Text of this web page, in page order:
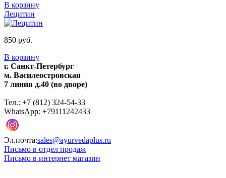
В корзину
Лецитин
850 руб.
В корзину
г. Санкт-Петербург
м. Василеостровская
7 линия д.40 (во дворе)
Тел.: +7 (812) 324-54-33
WhatsApp: +79111242433
Эл.почта:sales@ayurvedaplus.ru
Письмо в отдел продаж
Письмо в интернет магазин